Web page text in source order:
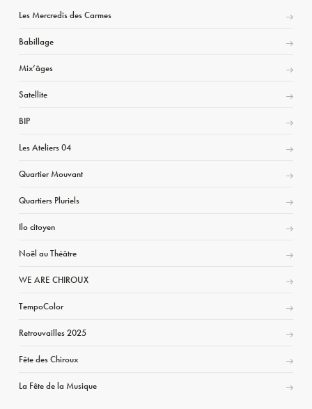
Les Mercredis des Carmes
Babillage
Mix’âges
Satellite
BIP
Les Ateliers 04
Quartier Mouvant
Quartiers Pluriels
Ilo citoyen
Noël au Théâtre
WE ARE CHIROUX
TempoColor
Retrouvailles 2025
Fête des Chiroux
La Fête de la Musique